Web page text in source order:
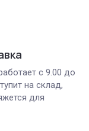
с 9.00 до
на склад,
для